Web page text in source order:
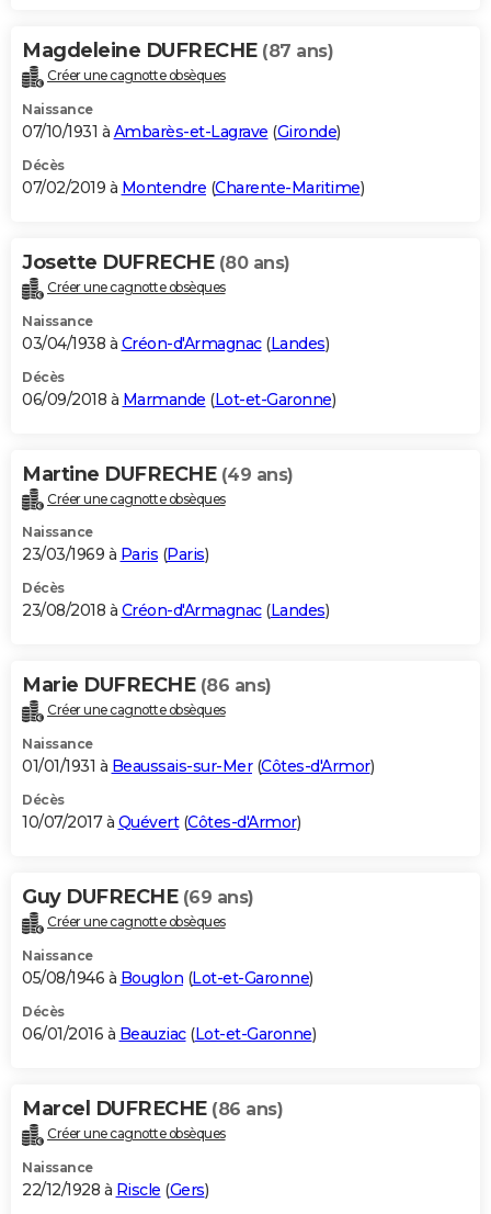
Magdeleine DUFRECHE (87 ans)
Créer une cagnotte obsèques
Naissance
07/10/1931 à Ambarès-et-Lagrave (Gironde)
Décès
07/02/2019 à Montendre (Charente-Maritime)
Josette DUFRECHE (80 ans)
Créer une cagnotte obsèques
Naissance
03/04/1938 à Créon-d'Armagnac(Landes)
Décès
06/09/2018 à Marmande (Lot-et-Garonne)
Martine DUFRECHE (49 ans)
Créer une cagnotte obsèques
Naissance
23/03/1969 à Paris (Paris)
Décès
23/08/2018 à Créon-d'Armagnac(Landes)
Marie DUFRECHE (86 ans)
Créer une cagnotte obsèques
Naissance
01/01/1931 à Beaussais-sur-Mer(Côtes-d'Armor)
Décès
10/07/2017 à Quévert(Côtes-d'Armor)
Guy DUFRECHE (69 ans)
Créer une cagnotte obsèques
Naissance
05/08/1946 à Bouglon (Lot-et-Garonne)
Décès
06/01/2016 à Beauziac(Lot-et-Garonne)
Marcel DUFRECHE (86 ans)
Créer une cagnotte obsèques
Naissance
22/12/1928 à Riscle (Gers)